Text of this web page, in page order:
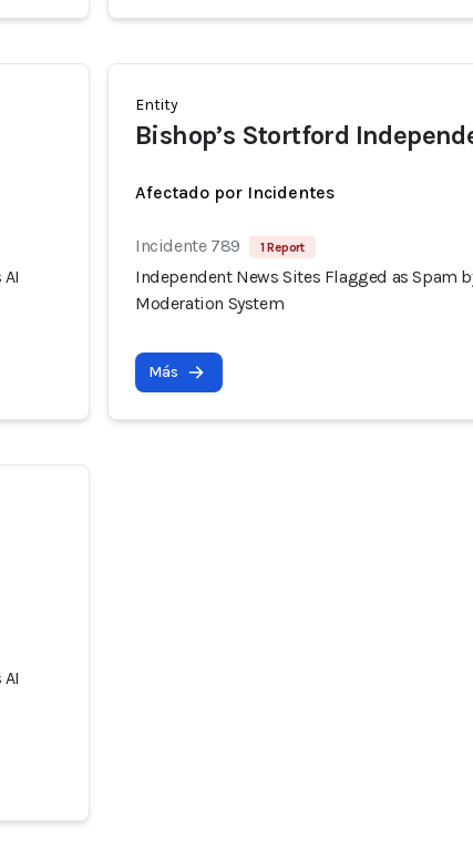
Entity
Bishop’s Stortford
Afectado por Incidentes
Incidente 789 1 Report
Independent News Sites Flagged as Spam
Moderation System
Más